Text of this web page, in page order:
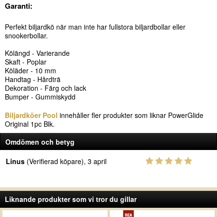
Garanti:
Perfekt biljardkö när man inte har fullstora biljardbollar eller
snookerbollar.
Kölängd - Varierande
Skaft - Poplar
Köläder - 10 mm
Handtag - Hårdträ
Dekoration - Färg och lack
Bumper - Gummiskydd
Biljardköer Pool innehåller fler produkter som liknar PowerGlide
Original 1pc Blk.
Omdömen och betyg
Linus (Verifierad köpare), 3 april
Liknande produkter som vi tror du gillar